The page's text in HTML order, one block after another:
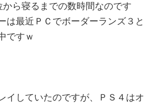
ら寝るまでの数時間なのです
は最近ＰＣでボーダーランズ３と
ですｗ
イしていたのですが、ＰＳ４はオ